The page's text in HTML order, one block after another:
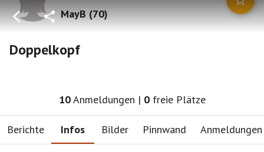
MayB(70)
Doppelkopf
10Anmeldungen | 0 freie Plätze
Berichte Infos Bilder Pinnwand Anmeldungen